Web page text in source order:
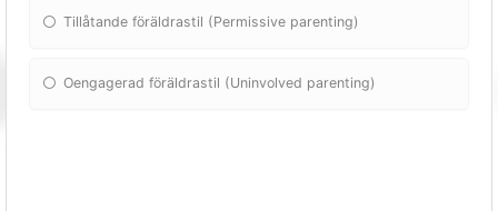
Tillåtande föräldrastil (Permissive parenting)
Oengagerad föräldrastil (Uninvolved parenting)